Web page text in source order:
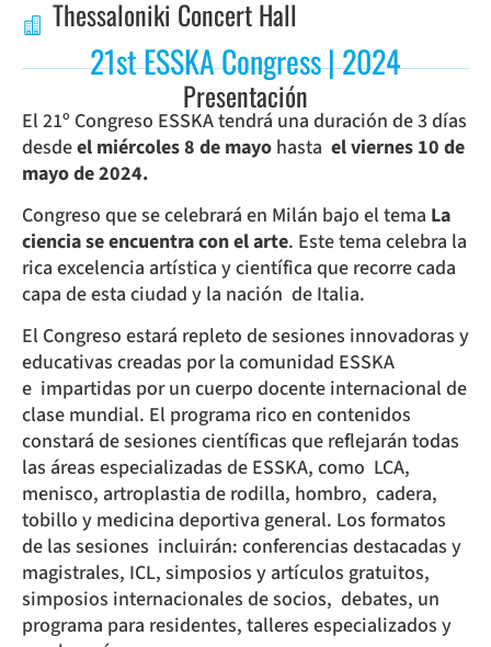
Thessaloniki Concert Hall
21st ESSKA Congress | 2024
Presentación
El 21º Congreso ESSKA tendrá una duración de 3 días
desdeel miércoles 8 de mayo hasta el viernes 10 de
mayo de 2024.
Congreso que se celebrará en Milán bajo el tema La
ciencia se encuentra con el arte. Este tema celebra la
rica excelencia artística y científica que recorre cada
capa de esta ciudad y la nación de Italia.
El Congreso estará repleto de sesiones innovadoras y
educativas creadas por la comunidad ESSKA
e impartidas por un cuerpo docente internacional de
clase mundial. El programa rico en contenidos
constará de sesiones científicas que reflejarán todas
las áreas especializadas de ESSKA, como LCA,
menisco, artroplastia de rodilla, hombro, cadera,
tobillo y medicina deportiva general. Los formatos
de las sesiones incluirán: conferencias destacadas y
magistrales, ICL, simposios y artículos gratuitos,
simposios internacionales de socios, debates, un
programa para residentes, talleres especializados y